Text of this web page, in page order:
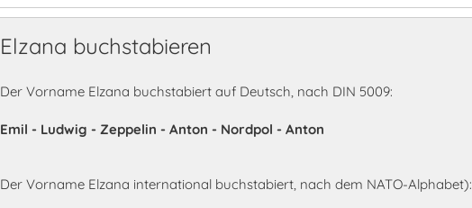
Elzana buchstabieren
Der Vorname Elzana buchstabiert auf Deutsch, nach DIN 5009:
Emil - Ludwig - Zeppelin - Anton - Nordpol - Anton
Der Vorname Elzana international buchstabiert, nach dem NATO-Alphabet):